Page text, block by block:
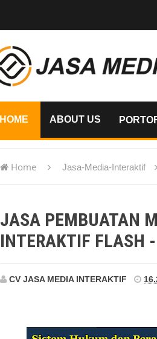
HOME ABOUT US
Home Jasa-Media-Interaktif
JASA PEMBUATAN
INTERAKTIF FLASH -
CV JASA MEDIA INTERAKTIF